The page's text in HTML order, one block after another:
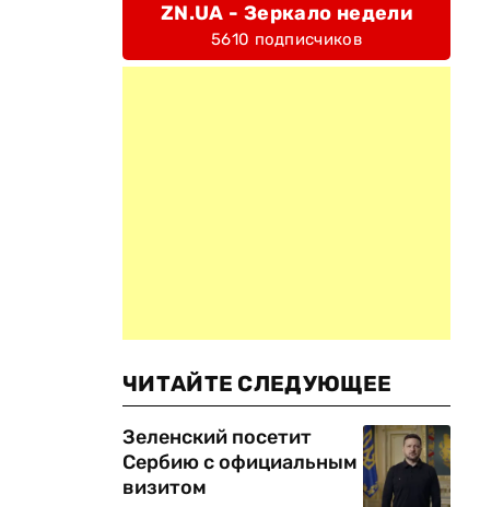
ZN.UA - Зеркало недели
5610 подписчиков
ЧИТАЙТЕ СЛЕДУЮЩЕЕ
Зеленский посетит
Сербию с официальным
визитом